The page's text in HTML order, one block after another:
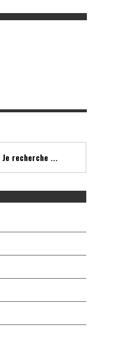
Je recherche ...